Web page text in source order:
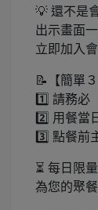
💡 還不是
出示畫面
立即加入
📝【簡單
1️⃣ 請務必
2️⃣ 用餐當
3️⃣ 點餐前
⏳ 每日限
為您的聚